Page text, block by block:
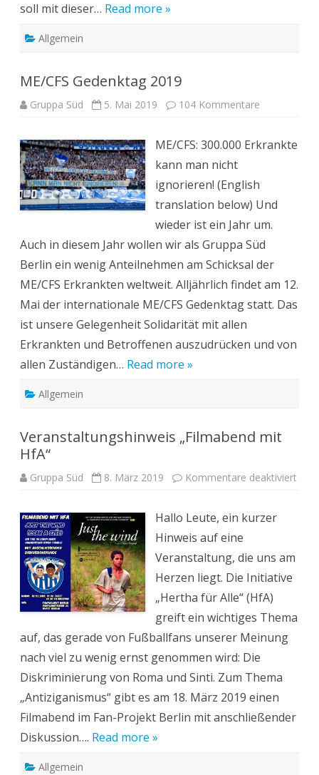
soll mit dieser… Read more »
Allgemein
ME/CFS Gedenktag 2019
Gruppa Süd 5. Mai 2019 104 Kommentare
ME/CFS: 300.000 Erkrankte
kann man nicht
ignorieren! (English
translation below) Und
wieder ist ein Jahr um.
Auch in diesem Jahr wollen wir als Gruppa Süd
Berlin ein wenig Anteilnehmen am Schicksal der
ME/CFS Erkrankten weltweit. Alljährlich findet am 12.
Mai der internationale ME/CFS Gedenktag statt. Das
ist unsere Gelegenheit Solidarität mit allen
Erkrankten und Betroffenen auszudrücken und von
allen Zuständigen… Read more »
Allgemein
Veranstaltungshinweis „Filmabend mit
HfA“
Gruppa Süd 8. März 2019 Kommentare deaktiviert
Hallo Leute, ein kurzer
Hinweis auf eine
Veranstaltung, die uns am
Herzen liegt. Die Initiative
„Hertha für Alle“ (HfA)
greift ein wichtiges Thema
auf, das gerade von Fußballfans unserer Meinung
nach viel zu wenig ernst genommen wird: Die
Diskriminierung von Roma und Sinti. Zum Thema
„Antiziganismus“ gibt es am 18. März 2019 einen
Filmabend im Fan-Projekt Berlin mit anschließender
Diskussion…. Read more »
Allgemein